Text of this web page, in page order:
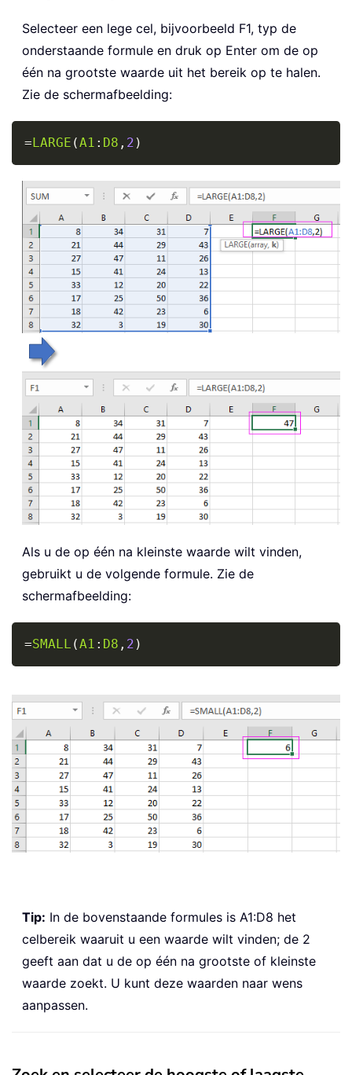
Selecteer een lege cel, bijvoorbeeld F1, typ de
onderstaande formule en druk op Enter om de op
één na grootste waarde uit het bereik op te halen.
Zie de schermafbeelding:
= LARGE (A1 : D8 , 2 )
Als u de op één na kleinste waarde wilt vinden,
gebruikt u de volgende formule. Zie de
schermafbeelding:
=SMALL (A1 : D8 , 2 )
Tip: In de bovenstaande formules is A1:D8 het
celbereik waaruit u een waarde wilt vinden; de 2
geeft aan dat u de op één na grootste of kleinste
waarde zoekt. U kunt deze waarden naar wens
aanpassen.